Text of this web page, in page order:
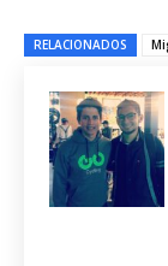
RELACIONADOS